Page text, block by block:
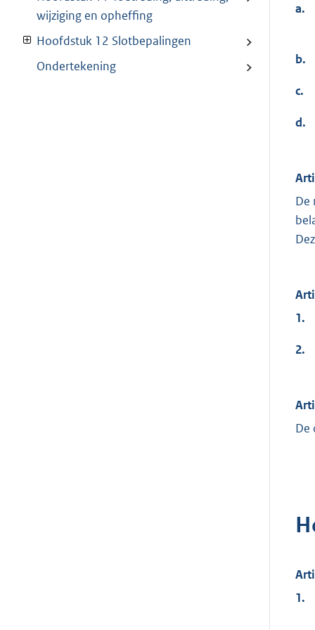
wijziging en opheffing
Hoofdstuk 12 Slotbepalingen
Ondertekening
a.
b.
c.
d.
De
1.
2.
De
1.